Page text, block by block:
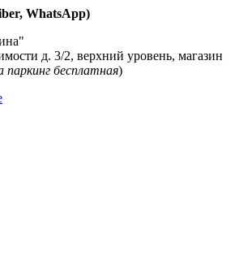
WhatsApp)
д. 3/2, верхний уровень, магазин
паркинг бесплатная)